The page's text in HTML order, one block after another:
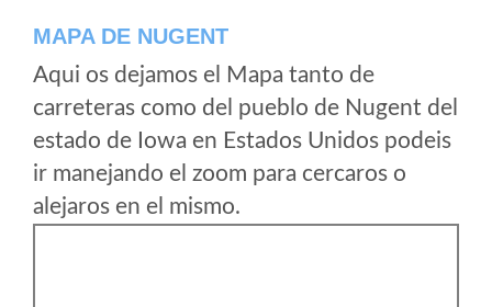
MAPA DE NUGENT
Aqui os dejamos el Mapa tanto de
carreteras como del pueblo de Nugent del
estado de Iowa en Estados Unidos podeis
ir manejando el zoom para cercaros o
alejaros en el mismo.